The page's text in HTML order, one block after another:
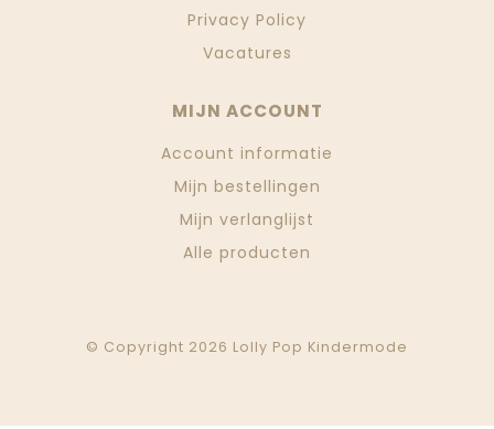
Privacy Policy
Vacatures
MIJN ACCOUNT
Account informatie
Mijn bestellingen
Mijn verlanglijst
Alle producten
© Copyright 2026 Lolly Pop Kindermode